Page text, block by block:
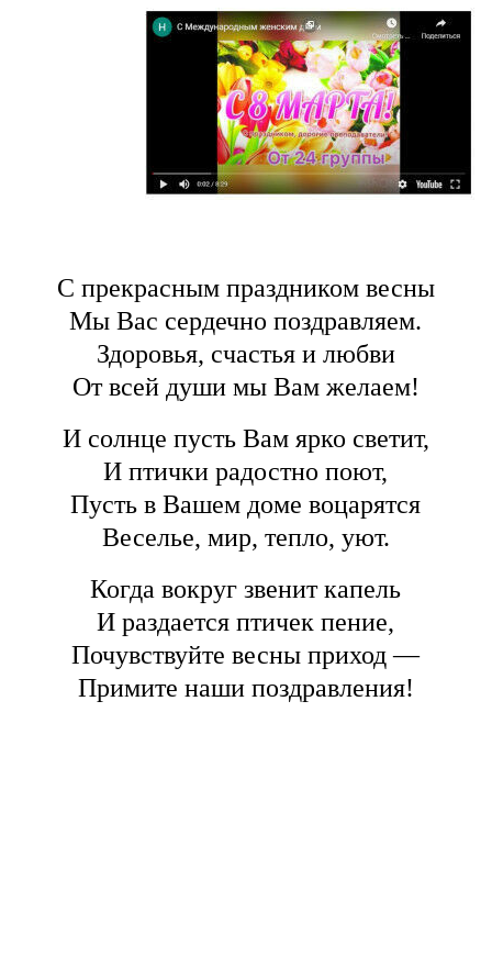
С прекрасным праздником весны
Мы Вас сердечно поздравляем.
Здоровья, счастья и любви
От всей души мы Вам желаем!
И солнце пусть Вам ярко светит,
И птички радостно поют,
Пусть в Вашем доме воцарятся
Веселье, мир, тепло, уют.
Когда вокруг звенит капель
И раздается птичек пение,
Почувствуйте весны приход —
Примите наши поздравления!